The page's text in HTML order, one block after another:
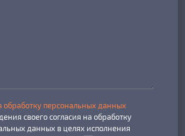
обработку персональных данных
своего согласия на обработку
данных в целях исполнения